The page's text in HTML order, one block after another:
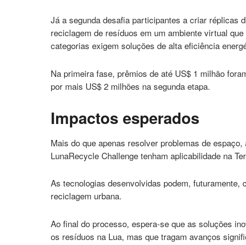
Já a segunda desafia participantes a criar réplicas
reciclagem de resíduos em um ambiente virtual
categorias exigem soluções de alta eficiência
Na primeira fase, prêmios de até US$ 1 milhão
por mais US$ 2 milhões na segunda etapa.
Impactos esperados
Mais do que apenas resolver problemas de
LunaRecycle Challenge tenham aplicabilidade na
As tecnologias desenvolvidas podem,
reciclagem urbana.
Ao final do processo, espera-se que as soluções
os resíduos na Lua, mas que tragam avanços